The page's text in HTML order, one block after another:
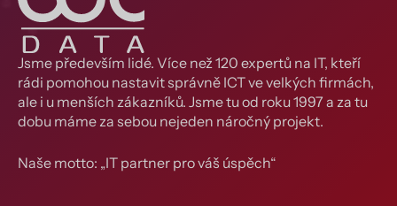
Jsme především lidé. Více než 120 expertů na IT, kteří
rádi pomohou nastavit správně ICT ve velkých firmách,
ale i u menších zákazníků. Jsme tu od roku 1997 a za tu
dobu máme za sebou nejeden náročný projekt.
Naše motto: „IT partner pro váš úspěch“